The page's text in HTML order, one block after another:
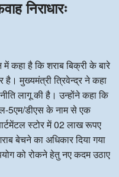
निराधारः
कहा है कि शराब बिक्री के बारे
है। मुख्यमंत्री त्रिवेन्द्र ने कहा
लागू की है। उन्होंने कहा कि
5एम/डीएस के नाम से एक
स्टोर में 02 लाख रूपए
बेचने का अधिकार दिया गया
को रोकने हेतु नए कदम उठाए